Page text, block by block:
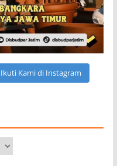
Ikuti Kami di Instagram